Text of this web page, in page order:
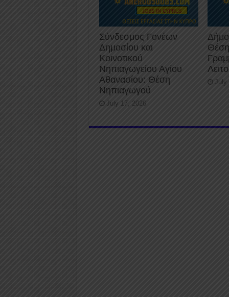
Σύνδεσμος Γονέων
Δημοσίου και
Κοινοτικού
Νηπιαγωγείου Αγίου
Αθανασίου: Θέση
Νηπιαγωγού
July 17, 2026
July